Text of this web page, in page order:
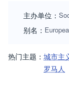
主办单位：
别名：
热门主题： 城市主
罗马人